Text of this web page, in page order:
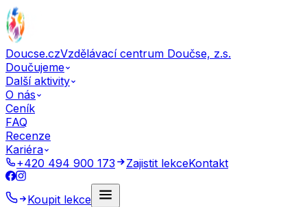
Doucse.czVzdělávací centrum Doučse, z.s.
Doučujeme
Další aktivity
O nás
Ceník
FAQ
Recenze
Kariéra
+420 494 900 173
Zajistit lekceKontakt
Koupit lekce